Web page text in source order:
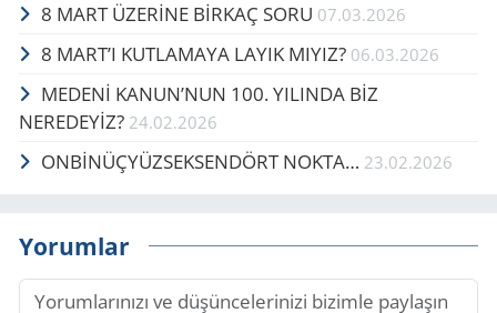
8 MART ÜZERİNE BİRKAÇ SORU 07.03.2026
8 MART’I KUTLAMAYA LAYIK MIYIZ? 06.03.2026
MEDENİ KANUN’NUN 100. YILINDA BİZ
NEREDEYİZ? 24.02.2026
ONBİNÜÇYÜZSEKSENDÖRT NOKTA… 23.02.2026
Yorumlar